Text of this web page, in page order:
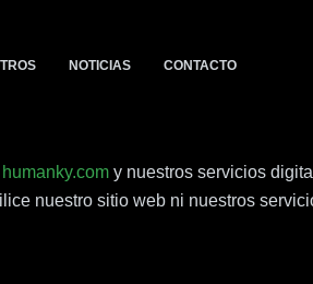
NOTICIAS CONTACTO
humanky.com y nuestros servicios
nuestro sitio web ni nuestros